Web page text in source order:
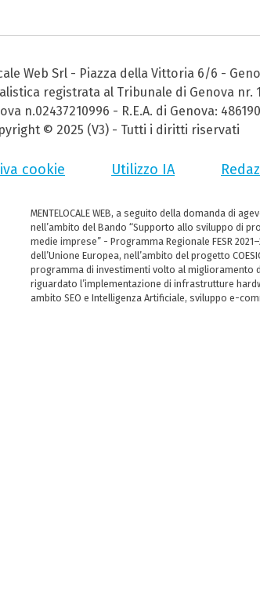
Web Srl - Piazza della Vittoria 6/6 -
registrata al Tribunale di Genova nr.
n.02437210996 - R.E.A. di Genova:
© 2025 (V3) - Tutti i diritti riservati
cookie Utilizzo IA
MENTELOCALE WEB, a seguito della domanda di
nell’ambito del Bando “Supporto allo sviluppo di
medie imprese” - Programma Regionale FESR
dell’Unione Europea, nell’ambito del progetto
programma di investimenti volto al miglioramento
riguardato l’implementazione di infrastrutture
ambito SEO e Intelligenza Artificiale, sviluppo e-